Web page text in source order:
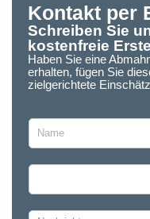
Kontakt per
Schreiben Sie
kostenfreie
Haben Sie eine
erhalten, fügen Sie
zielgerichtete